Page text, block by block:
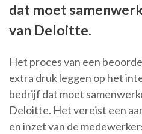
dat moet
van Deloitte.
Het proces van een
extra druk leggen op het
bedrijf dat moet
Deloitte. Het vereist een
en inzet van de